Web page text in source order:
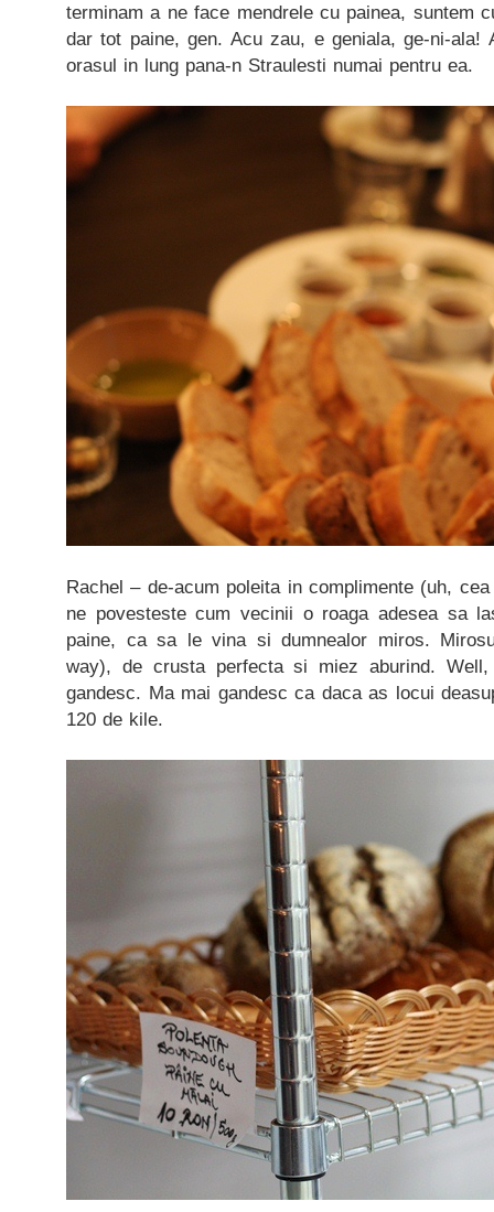
terminam a ne face mendrele cu painea, suntem
dar tot paine, gen. Acu zau, e geniala, ge-ni-ala!
orasul in lung pana-n Straulesti numai pentru ea.
Rachel – de-acum poleita in complimente (uh,
ne povesteste cum vecinii o roaga adesea sa
paine, ca sa le vina si dumnealor miros.
way), de crusta perfecta si miez aburind.
gandesc. Ma mai gandesc ca daca as locui
120 de kile.